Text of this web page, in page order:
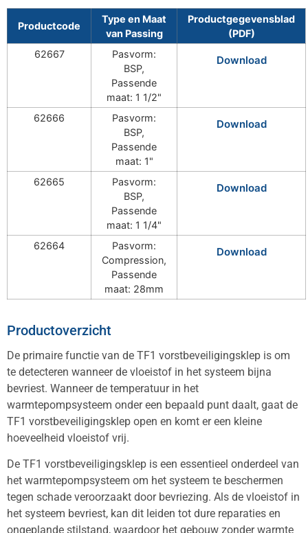
Productcode
Type en Maat
van Passing
Productgegevensblad
(PDF)
62667
Pasvorm:
BSP,
Passende
maat: 1 1/2"
Download
62666
Pasvorm:
BSP,
Passende
maat: 1"
Download
62665
Pasvorm:
BSP,
Passende
maat: 1 1/4"
Download
62664
Pasvorm:
Compression,
Passende
maat: 28mm
Download
Productoverzicht
De primaire functie van de TF1 vorstbeveiligingsklep is om
te detecteren wanneer de vloeistof in het systeem bijna
bevriest. Wanneer de temperatuur in het
warmtepompsysteem onder een bepaald punt daalt, gaat de
TF1 vorstbeveiligingsklep open en komt er een kleine
hoeveelheid vloeistof vrij.
De TF1 vorstbeveiligingsklep is een essentieel onderdeel van
het warmtepompsysteem om het systeem te beschermen
tegen schade veroorzaakt door bevriezing. Als de vloeistof in
het systeem bevriest, kan dit leiden tot dure reparaties en
ongeplande stilstand, waardoor het gebouw zonder warmte